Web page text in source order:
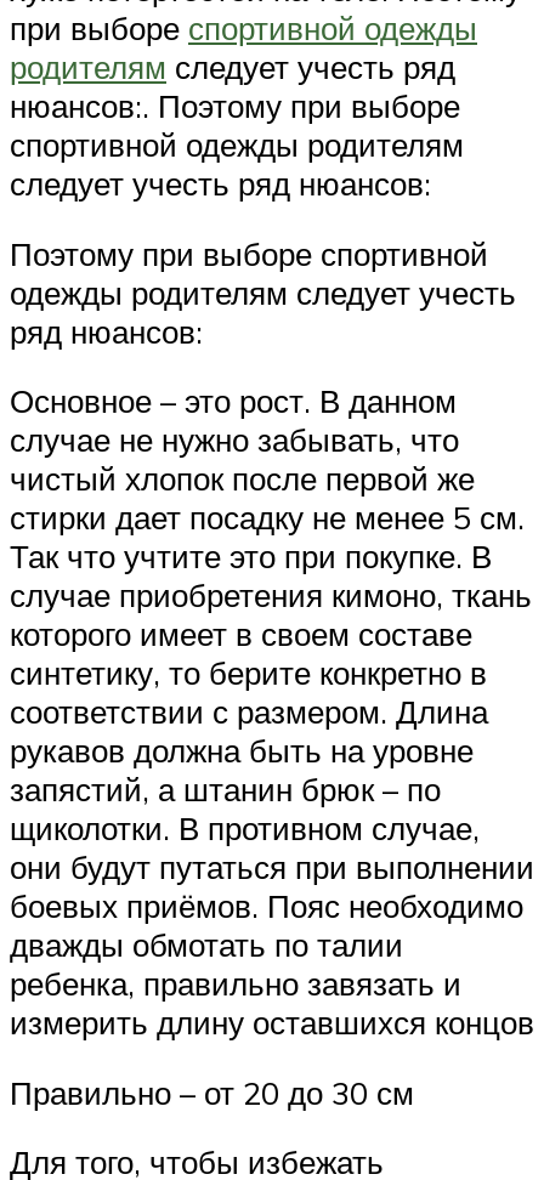
при выборе спортивной одежды
родителям следует учесть ряд
нюансов:. Поэтому при выборе
спортивной одежды родителям
следует учесть ряд нюансов:
Поэтому при выборе спортивной
одежды родителям следует учесть
ряд нюансов:
Основное – это рост. В данном
случае не нужно забывать, что
чистый хлопок после первой же
стирки дает посадку не менее 5 см.
Так что учтите это при покупке. В
случае приобретения кимоно, ткань
которого имеет в своем составе
синтетику, то берите конкретно в
соответствии с размером. Длина
рукавов должна быть на уровне
запястий, а штанин брюк – по
щиколотки. В противном случае,
они будут путаться при выполнении
боевых приёмов. Пояс необходимо
дважды обмотать по талии
ребенка, правильно завязать и
измерить длину оставшихся концов
Правильно – от 20 до 30 см
Для того, чтобы избежать